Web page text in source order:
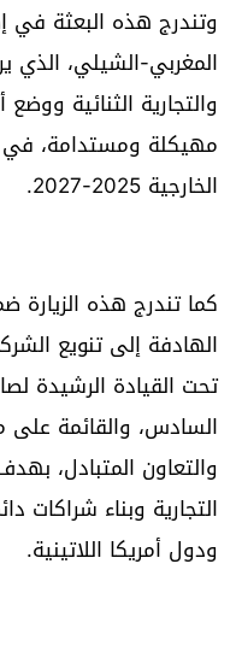
وتندرج هذه البعثة في
المغربي-الشيلي، الذي
والتجارية الثنائية
مهيكلة ومستدامة، في
الخارجية 2025-2027.
كما تندرج هذه الزيارة
الهادفة إلى تنويع
تحت القيادة الرشيدة
السادس، والقائمة على
والتعاون المتبادل،
التجارية وبناء شراكات
ودول أمريكا اللاتينية.